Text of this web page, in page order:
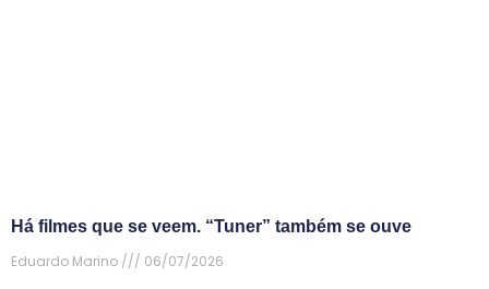
Há filmes que se veem. “Tuner” também se ouve
Eduardo Marino
06/07/2026